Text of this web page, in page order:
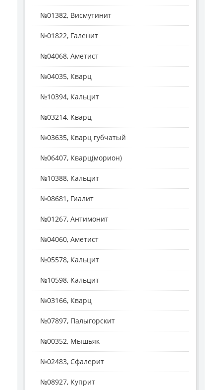
№01382, Висмутинит
№01822, Галенит
№04068, Аметист
№04035, Кварц
№10394, Кальцит
№03214, Кварц
№03635, Кварц губчатый
№06407, Кварц(морион)
№10388, Кальцит
№08681, Гиалит
№01267, Антимонит
№04060, Аметист
№05578, Кальцит
№10598, Кальцит
№03166, Кварц
№07897, Палыгорскит
№00352, Мышьяк
№02483, Сфалерит
№08927, Куприт